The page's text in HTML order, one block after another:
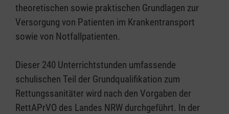
theoretischen sowie praktischen Grundlagen zur
Versorgung von Patienten im Krankentransport
sowie von Notfallpatienten.
Dieser 240 Unterrichtstunden umfassende
schulischen Teil der Grundqualifikation zum
Rettungssanitäter wird nach den Vorgaben der
RettAPrVO des Landes NRW durchgeführt. In der